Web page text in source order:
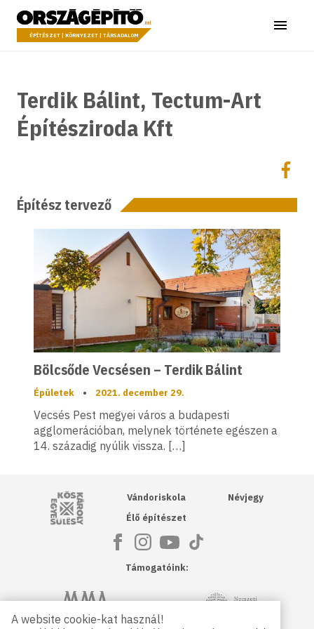
a tartalomhoz
Országépítő
ÉPÍTÉSZET | KÖRNYEZET | TÁRSADALOM Menü
Terdik Bálint, Tectum-Art
Építésziroda Kft
Építész tervező
Bölcsőde Vecsésen – Terdik Bálint
Épületek • 2021. december 29.
Vecsés Pest megyei város a budapesti
agglomerációban, melynek története egészen a
14. századig nyúlik vissza. […]
Kós Károly Egyesülés
Vándoriskola
Élő építészet
Névjegy
Támogatóink:
Magyar Művészeti Akadémia NKA
A website cookie-kat használ!